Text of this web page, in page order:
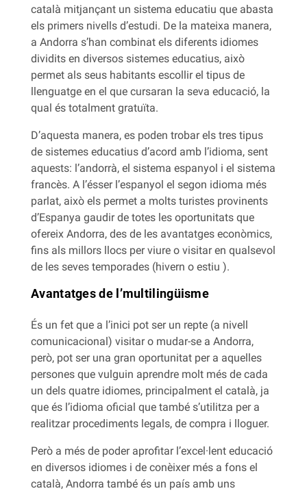
català mitjançant un sistema educatiu que abasta
els primers nivells d’estudi. De la mateixa manera,
a Andorra s’han combinat els diferents idiomes
dividits en diversos sistemes educatius, això
permet als seus habitants escollir el tipus de
llenguatge en el que cursaran la seva educació, la
qual és totalment gratuïta.
D’aquesta manera, es poden trobar els tres tipus
de sistemes educatius d’acord amb l’idioma, sent
aquests: l’andorrà, el sistema espanyol i el sistema
francès. A l’ésser l’espanyol el segon idioma més
parlat, això els permet a molts turistes provinents
d’Espanya gaudir de totes les oportunitats que
ofereix Andorra, des de les avantatges econòmics,
fins als millors llocs per viure o visitar en qualsevol
de les seves temporades (hivern o estiu ).
Avantatges de l’multilingüisme
És un fet que a l’inici pot ser un repte (a nivell
comunicacional) visitar o mudar-se a Andorra,
però, pot ser una gran oportunitat per a aquelles
persones que vulguin aprendre molt més de cada
un dels quatre idiomes, principalment el català, ja
que és l’idioma oficial que també s’utilitza per a
realitzar procediments legals, de compra i lloguer.
Però a més de poder aprofitar l’excel·lent educació
en diversos idiomes i de conèixer més a fons el
català, Andorra també és un país amb uns